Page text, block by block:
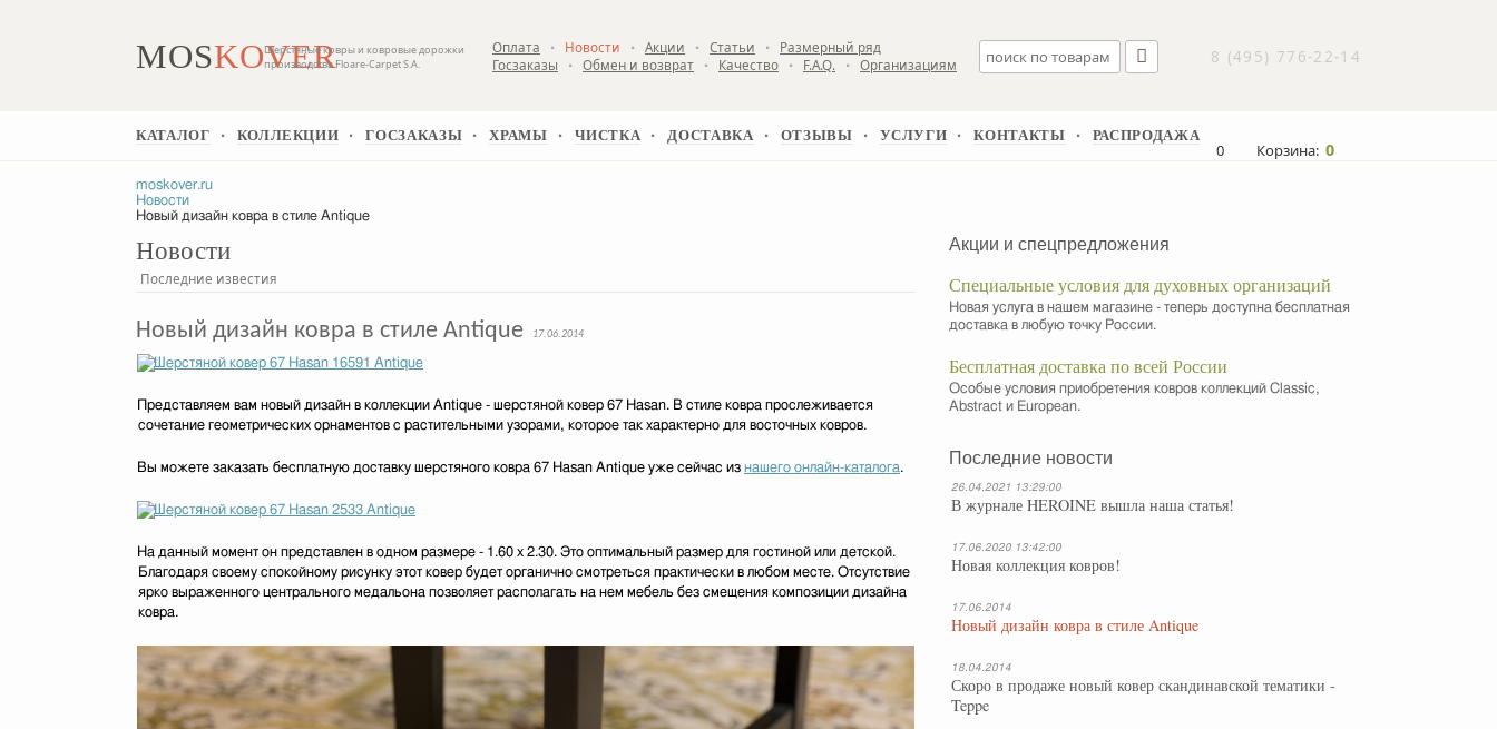
MOSKOVER
Шерстяные ковры и ковровые дорожки
производства Floare-Carpet S.A.
Оплата ▪ Новости ▪ Акции ▪ Статьи ▪ Размерный ряд
Госзаказы ▪ Обмен и возврат ▪ Качество ▪ F.A.Q. ▪ Организациям 8 (495) 776-22-14
КАТАЛОГ ▪ КОЛЛЕКЦИИ ▪ ГОСЗАКАЗЫ ▪ ХРАМЫ ▪ ЧИСТКА ▪ ДОСТАВКА ▪ ОТЗЫВЫ ▪ УСЛУГИ ▪ КОНТАКТЫ ▪ РАСПРОДАЖА
0 Корзина: 0
moskover.ru
Новости
Новый дизайн ковра в стиле Antique
Новости
Последние известия
Новый дизайн ковра в стиле Antique 17.06.2014
Представляем вам новый дизайн в коллекции Antique - шерстяной ковер 67 Hasan. В стиле ковра прослеживается
сочетание геометрических орнаментов с растительными узорами, которое так характерно для восточных ковров.
Вы можете заказать бесплатную доставку шерстяного ковра 67 Hasan Antique уже сейчас из нашего онлайн-каталога.
На данный момент он представлен в одном размере - 1.60 х 2.30. Это оптимальный размер для гостиной или детской.
Благодаря своему спокойному рисунку этот ковер будет органично смотреться практически в любом месте. Отсутствие
ярко выраженного центрального медальона позволяет располагать на нем мебель без смещения композиции дизайна
ковра.
Акции и спецпредложения
Специальные условия для духовных организаций
Новая услуга в нашем магазине - теперь доступна бесплатная
доставка в любую точку России.
Бесплатная доставка по всей России
Особые условия приобретения ковров коллекций Classic,
Abstract и European.
Последние новости
26.04.2021 13:29:00
В журнале HEROINE вышла наша статья!
17.06.2020 13:42:00
Новая коллекция ковров!
17.06.2014
Новый дизайн ковра в стиле Antique
18.04.2014
Скоро в продаже новый ковер скандинавской тематики -
Teppe